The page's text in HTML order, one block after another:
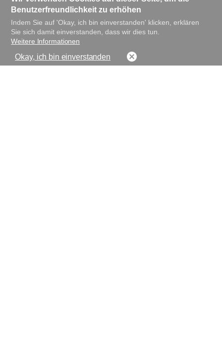
Benutzerfreundlichkeit zu erhöhen
Indem Sie auf 'Okay, ich bin einverstanden' klicken, erklären
Sie sich damit einverstanden, dass wir dies tun.
Weitere Informationen
Okay, ich bin einverstanden